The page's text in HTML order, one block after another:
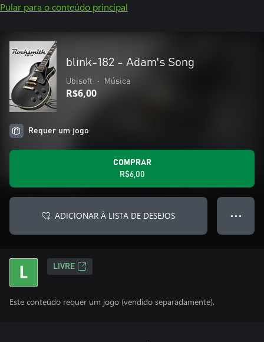
Pular para o conteúdo principal
blink-182 - Adam's Song
Ubisoft • Música
R$6,00
Requer um jogo
COMPRAR
R$6,00
ADICIONAR À LISTA DE DESEJOS ● ● ●
LIVRE
Este conteúdo requer um jogo (vendido separadamente).